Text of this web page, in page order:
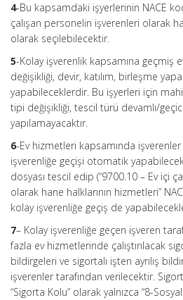
4-Bu kapsamdaki işyerlerinin NACE
çalışan personelin işverenleri olarak
olarak seçilebilecektir.
5-Kolay işverenlik kapsamına geçmiş
değişikliği, devir, katılım, birleşme
yapabileceklerdir. Bu işyerleri için
tipi değişikliği, tescil türü devamlı/
yapılamayacaktır.
6-Ev hizmetleri kapsamında
işverenliğe geçişi otomatik
dosyası tescil edip (“9700.10 – Ev içi
olarak hane halklarının hizmetleri”
kolay işverenliğe geçiş de
7– Kolay işverenliğe geçen işveren
fazla ev hizmetlerinde çalıştırılacak
bildirgeleri ve sigortalı işten ayrılış
işverenler tarafından verilecektir.
“Sigorta Kolu” olarak yalnızca “8-